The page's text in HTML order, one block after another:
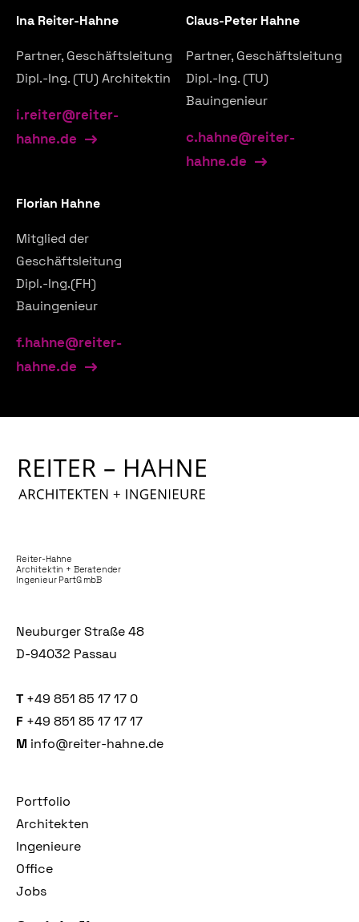
Ina Reiter-Hahne
Partner, Geschäftsleitung
Dipl.-Ing. (TU) Architektin
i.reiter@reiter-
hahne.de
Claus-Peter Hahne
Partner, Geschäftsleitung
Dipl.-Ing. (TU)
Bauingenieur
c.hahne@reiter-
hahne.de
Florian Hahne
Mitglied der
Geschäftsleitung
Dipl.-Ing.(FH)
Bauingenieur
f.hahne@reiter-
hahne.de
Reiter-Hahne
Architektin + Beratender
Ingenieur PartG mbB
Neuburger Straße 48
D-94032 Passau
T +49 851 85 17 17 0
F +49 851 85 17 17 17
M info@reiter-hahne.de
Portfolio
Architekten
Ingenieure
Office
Jobs